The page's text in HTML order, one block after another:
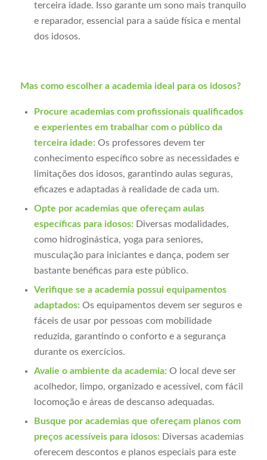
terceira idade. Isso garante um sono mais tranquilo
e reparador, essencial para a saúde física e mental
dos idosos.
Mas como escolher a academia ideal para os idosos?
Procure academias com profissionais qualificados
e experientes em trabalhar com o público da
terceira idade:Os professores devem ter
conhecimento específico sobre as necessidades e
limitações dos idosos, garantindo aulas seguras,
eficazes e adaptadas à realidade de cada um.
Opte por academias que ofereçam aulas
específicas para idosos:Diversas modalidades,
como hidroginástica, yoga para seniores,
musculação para iniciantes e dança, podem ser
bastante benéficas para este público.
Verifique se a academia possui equipamentos
adaptados:Os equipamentos devem ser seguros e
fáceis de usar por pessoas com mobilidade
reduzida, garantindo o conforto e a segurança
durante os exercícios.
Avalie o ambiente da academia:O local deve ser
acolhedor, limpo, organizado e acessível, com fácil
locomoção e áreas de descanso adequadas.
Busque por academias que ofereçam planos com
preços acessíveis para idosos:Diversas academias
oferecem descontos e planos especiais para este